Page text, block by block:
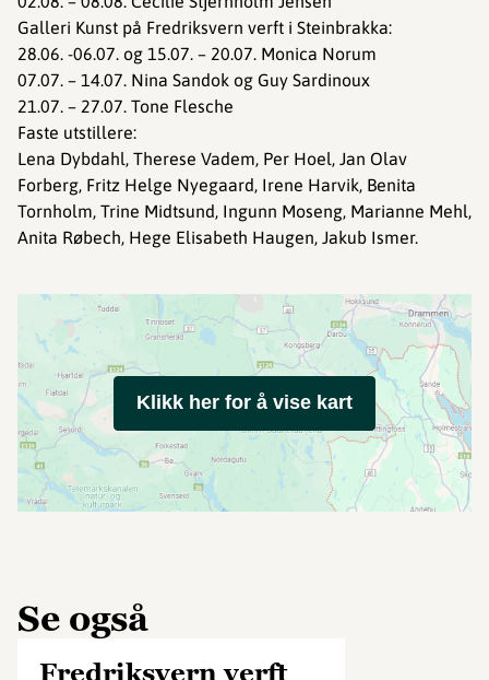
Galleri Kunst på Fredriksvern verft i Steinbrakka:
28.06. -06.07. og 15.07. – 20.07. Monica Norum
07.07. – 14.07. Nina Sandok og Guy Sardinoux
21.07. – 27.07. Tone Flesche
Faste utstillere:
Lena Dybdahl, Therese Vadem, Per Hoel, Jan Olav
Forberg, Fritz Helge Nyegaard, Irene Harvik, Benita
Tornholm, Trine Midtsund, Ingunn Moseng, Marianne Mehl,
Anita Røbech, Hege Elisabeth Haugen, Jakub Ismer.
Klikk her for å vise kart
Se også
Fredriksvern verft